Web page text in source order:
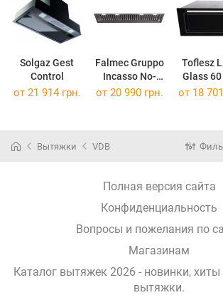
Solgaz Gest
Control
Falmec Gruppo
Incasso No-
Drop 90/800
Toflesz
Glass
от 21 914 грн. от 20 990 грн. от 18
Вытяжки VDB
Полная версия сайта
Конфиденциальность
Вопросы и пожелания по
Магазинам
Каталог вытяжек 2026 - новинки,
вытяжки.